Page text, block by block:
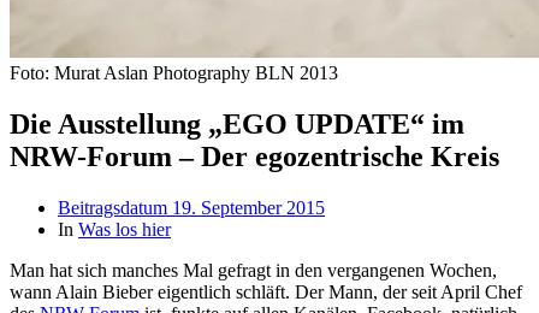
Foto: Murat Aslan Photography BLN 2013
Die Ausstellung „EGO UPDATE“ im
NRW-Forum – Der egozentrische Kreis
Beitragsdatum 19. September 2015
In Was los hier
Man hat sich manches Mal gefragt in den vergangenen Wochen,
wann Alain Bieber eigentlich schläft. Der Mann, der seit April Chef